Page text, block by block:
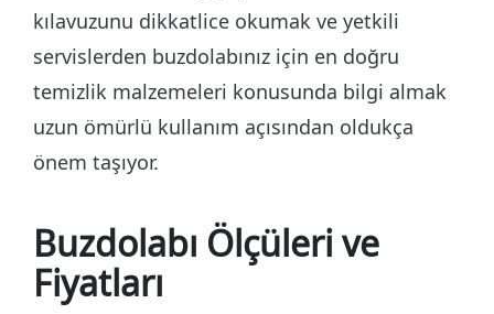
kılavuzunu dikkatlice okumak ve yetkili
servislerden buzdolabınız için en doğru
temizlik malzemeleri konusunda bilgi almak
uzun ömürlü kullanım açısından oldukça
önem taşıyor.
Buzdolabı Ölçüleri ve
Fiyatları